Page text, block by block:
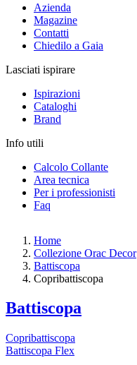
Azienda
Magazine
Contatti
Chiedilo a Gaia
Lasciati ispirare
Ispirazioni
Cataloghi
Brand
Info utili
Calcolo Collante
Area tecnica
Per i professionisti
Faq
Home
Collezione Orac Decor
Battiscopa
Copribattiscopa
Battiscopa
Copribattiscopa
Battiscopa Flex